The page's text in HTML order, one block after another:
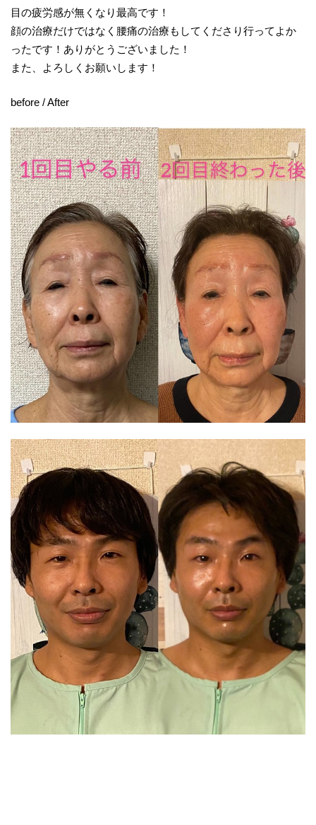
目の疲労感が無くなり最高です！
顔の治療だけではなく腰痛の治療もしてくださり行ってよか
ったです！ありがとうございました！
また、よろしくお願いします！
before / After